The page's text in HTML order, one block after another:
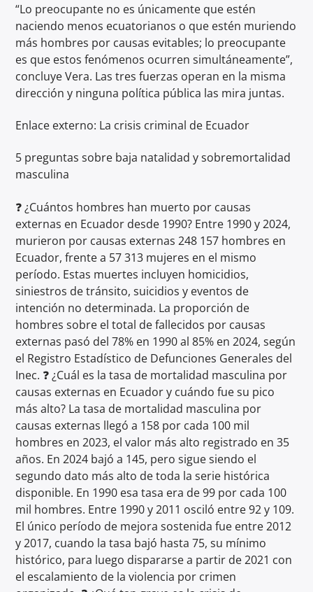
“Lo preocupante no es únicamente que estén
naciendo menos ecuatorianos o que estén muriendo
más hombres por causas evitables; lo preocupante
es que estos fenómenos ocurren simultáneamente”,
concluye Vera. Las tres fuerzas operan en la misma
dirección y ninguna política pública las mira juntas.
Enlace externo: La crisis criminal de Ecuador
5 preguntas sobre baja natalidad y sobremortalidad
masculina
❓ ¿Cuántos hombres han muerto por causas
externas en Ecuador desde 1990? Entre 1990 y 2024,
murieron por causas externas 248 157 hombres en
Ecuador, frente a 57 313 mujeres en el mismo
período. Estas muertes incluyen homicidios,
siniestros de tránsito, suicidios y eventos de
intención no determinada. La proporción de
hombres sobre el total de fallecidos por causas
externas pasó del 78% en 1990 al 85% en 2024, según
el Registro Estadístico de Defunciones Generales del
Inec. ❓ ¿Cuál es la tasa de mortalidad masculina por
causas externas en Ecuador y cuándo fue su pico
más alto? La tasa de mortalidad masculina por
causas externas llegó a 158 por cada 100 mil
hombres en 2023, el valor más alto registrado en 35
años. En 2024 bajó a 145, pero sigue siendo el
segundo dato más alto de toda la serie histórica
disponible. En 1990 esa tasa era de 99 por cada 100
mil hombres. Entre 1990 y 2011 osciló entre 92 y 109.
El único período de mejora sostenida fue entre 2012
y 2017, cuando la tasa bajó hasta 75, su mínimo
histórico, para luego dispararse a partir de 2021 con
el escalamiento de la violencia por crimen